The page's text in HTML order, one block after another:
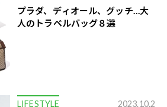
プラダ、ディオール、グッチ…大
人のトラベルバッグ８選
LIFESTYLE 2023.10.2